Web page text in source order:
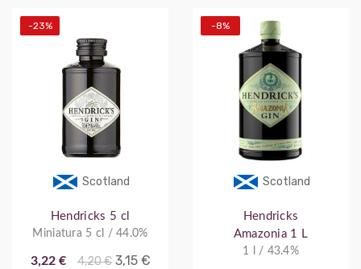
Scotland
-23%
Hendricks 5 cl
Miniatura 5 cl / 44.0%
3,22 € 4,20 € 3,15 €
Scotland
-8%
Hendricks
Amazonia 1 L
1 l / 43.4%